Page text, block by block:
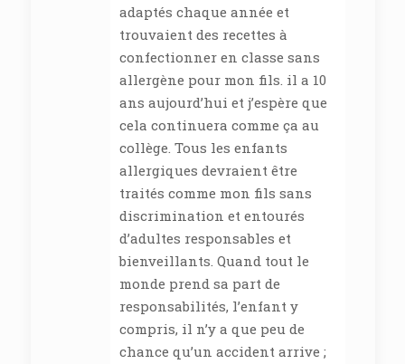
adaptés chaque année et
trouvaient des recettes à
confectionner en classe sans
allergène pour mon fils. il a 10
ans aujourd’hui et j’espère que
cela continuera comme ça au
collège. Tous les enfants
allergiques devraient être
traités comme mon fils sans
discrimination et entourés
d’adultes responsables et
bienveillants. Quand tout le
monde prend sa part de
responsabilités, l’enfant y
compris, il n’y a que peu de
chance qu’un accident arrive ;